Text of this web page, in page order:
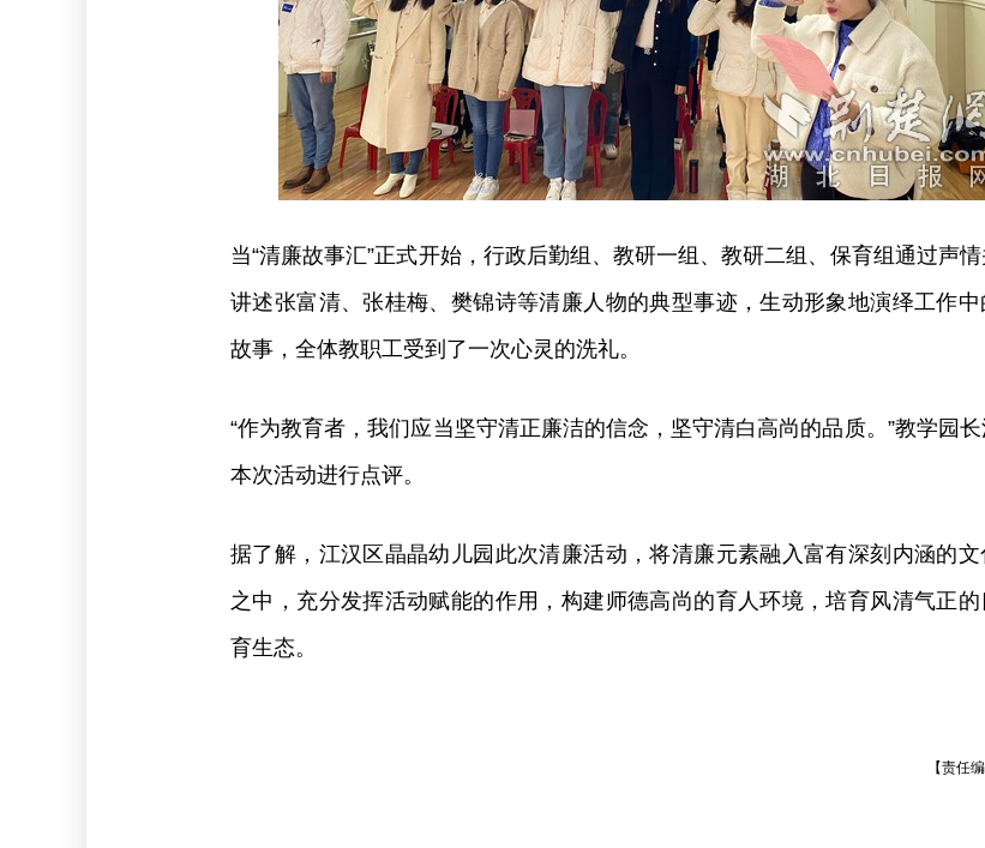
当“清廉故事汇”正式开始，行政后勤组、教研一组、教研二组、保育组通过声
讲述张富清、张桂梅、樊锦诗等清廉人物的典型事迹，生动形象地演绎工作
故事，全体教职工受到了一次心灵的洗礼。
“作为教育者，我们应当坚守清正廉洁的信念，坚守清白高尚的品质。”教学园
本次活动进行点评。
据了解，江汉区晶晶幼儿园此次清廉活动，将清廉元素融入富有深刻内涵的文
之中，充分发挥活动赋能的作用，构建师德高尚的育人环境，培育风清气正的
育生态。
【责任